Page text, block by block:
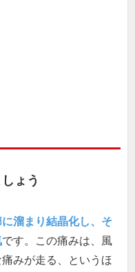
ょう
溜まり結晶化し、そ
です。この痛みは、風
みが走る、というほ